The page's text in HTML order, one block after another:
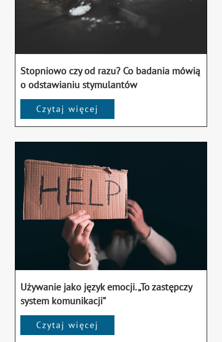
Stopniowo czy od razu? Co badania mówią
o odstawianiu stymulantów
Czytaj więcej
Używanie jako język emocji. „To zastępczy
system komunikacji”
Czytaj więcej